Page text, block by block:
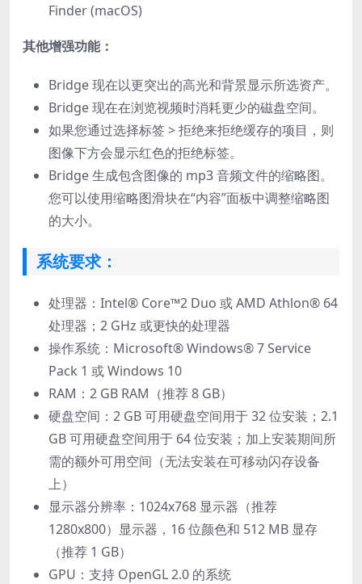
Finder (macOS)
其他增强功能：
Bridge 现在以更突出的高光和背景显示所选资产。
Bridge 现在在浏览视频时消耗更少的磁盘空间。
如果您通过选择标签 > 拒绝来拒绝缓存的项目，则
图像下方会显示红色的拒绝标签。
Bridge 生成包含图像的 mp3 音频文件的缩略图。
您可以使用缩略图滑块在“内容”面板中调整缩略图
的大小。
系统要求：
处理器：Intel® Core™2 Duo 或 AMD Athlon® 64
处理器；2 GHz 或更快的处理器
操作系统：Microsoft® Windows® 7 Service
Pack 1 或 Windows 10
RAM：2 GB RAM（推荐 8 GB）
硬盘空间：2 GB 可用硬盘空间用于 32 位安装；2.1
GB 可用硬盘空间用于 64 位安装；加上安装期间所
需的额外可用空间（无法安装在可移动闪存设备
上）
显示器分辨率：1024x768 显示器（推荐
1280x800）显示器，16 位颜色和 512 MB 显存
（推荐 1 GB）
GPU：支持 OpenGL 2.0 的系统